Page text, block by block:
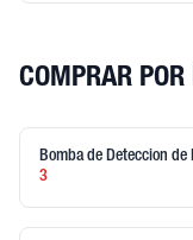
COMPRAR POR
Bomba de Deteccion
3